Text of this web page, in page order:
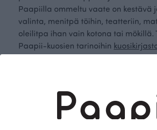
Paapiilla ommeltu vaate on kestävä
valinta, menitpä töihin, teatteriin,
oleilitpa ihan vain kotona tai mökillä.
Paapii-kuosien tarinoihin
vaatteiden suunnittelussa käytetyistä
Löydä oma